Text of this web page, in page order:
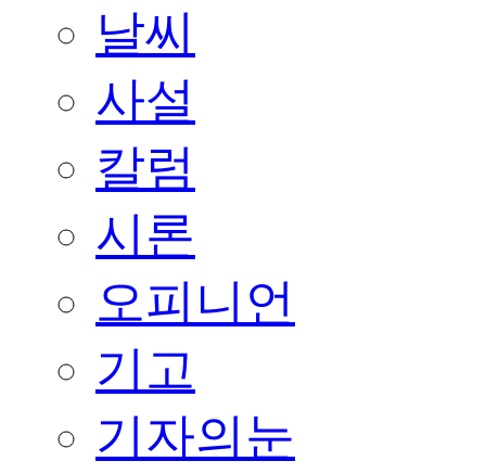
날씨
사설
칼럼
시론
오피니언
기고
기자의눈